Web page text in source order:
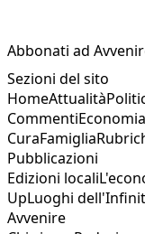
Abbonati ad
Sezioni del sito
HomeAttualità
CommentiEconomia
CuraFamiglia
Pubblicazioni
Edizioni locali
UpLuoghi
Avvenire